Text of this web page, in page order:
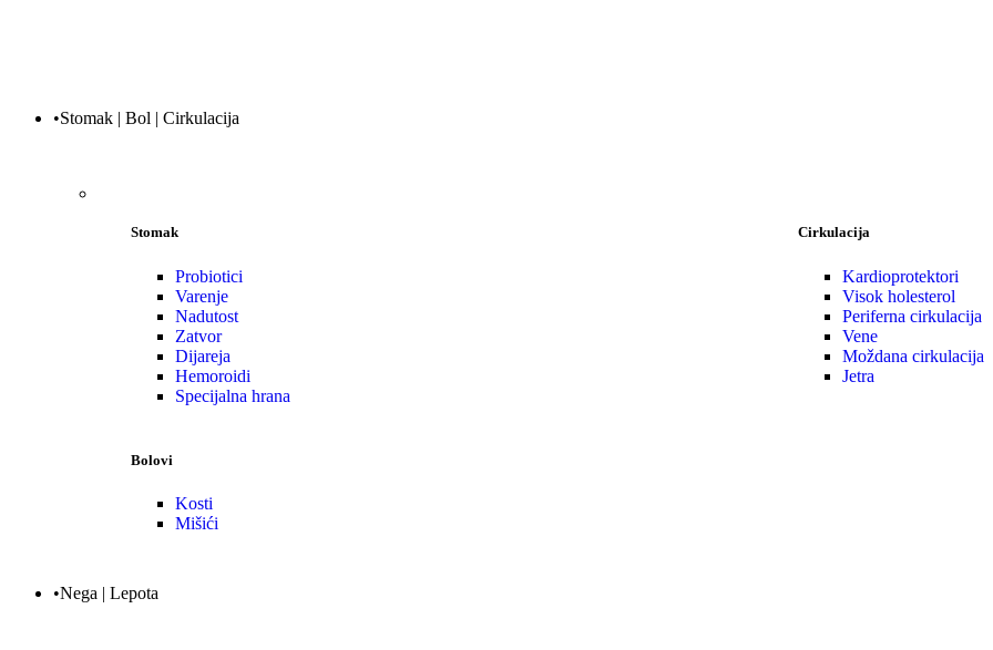
•Stomak | Bol | Cirkulacija
Stomak
Probiotici
Varenje
Nadutost
Zatvor
Dijareja
Hemoroidi
Specijalna hrana
Bolovi
Kosti
Mišići
Cirkulacija
Kardioprotektori
Visok holesterol
Periferna cirkulacija
Vene
Moždana cirkulacija
Jetra
•Nega | Lepota